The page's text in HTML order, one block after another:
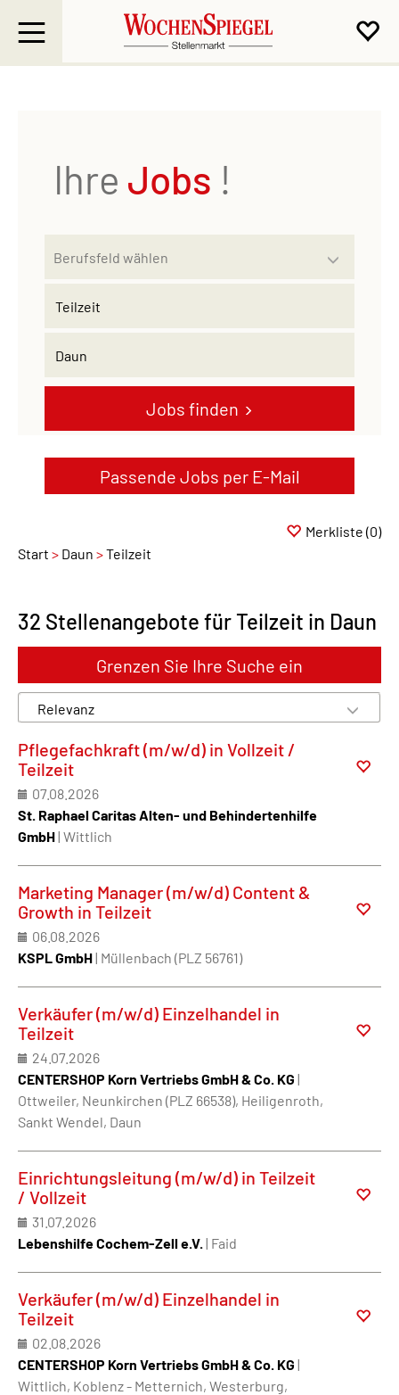
Passende Jobs per E-Mail
Ihre Jobs !
Jobs finden
Start Daun Teilzeit
Merkliste (0)
32 Stellenangebote für Teilzeit in Daun
Grenzen Sie Ihre Suche ein
Pflegefachkraft (m/w/d) in Vollzeit /
Teilzeit
07.08.2026
St. Raphael Caritas Alten- und Behindertenhilfe
GmbH| Wittlich
Marketing Manager (m/w/d) Content &
Growth in Teilzeit
06.08.2026
KSPL GmbH| Müllenbach (PLZ 56761)
Verkäufer (m/w/d) Einzelhandel in
Teilzeit
24.07.2026
CENTERSHOP Korn Vertriebs GmbH & Co. KG |
Ottweiler, Neunkirchen (PLZ 66538), Heiligenroth,
Sankt Wendel, Daun
Einrichtungsleitung (m/w/d) in Teilzeit
/ Vollzeit
31.07.2026
Lebenshilfe Cochem-Zell e.V.| Faid
Verkäufer (m/w/d) Einzelhandel in
Teilzeit
02.08.2026
CENTERSHOP Korn Vertriebs GmbH & Co. KG |
Wittlich, Koblenz - Metternich, Westerburg,